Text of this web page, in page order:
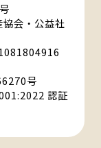
会・公益社
号
認証